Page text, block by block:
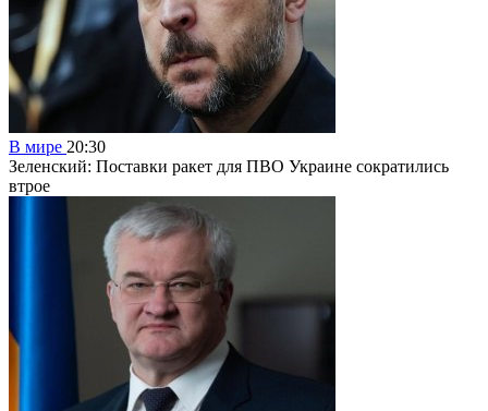
В мире 20:30
Зеленский: Поставки ракет для ПВО Украине сократились
втрое